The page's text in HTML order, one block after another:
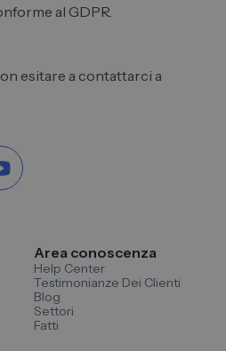
al GDPR.
esitare a contattarci a
Area conoscenza
Help Center
Testimonianze Dei Clienti
Blog
Settori
Fatti